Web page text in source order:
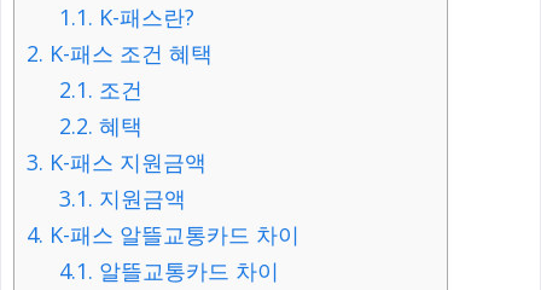
1.1. K-패스란?
2. K-패스 조건 혜택
2.1. 조건
2.2. 혜택
3. K-패스 지원금액
3.1. 지원금액
4. K-패스 알뜰교통카드 차이
4.1. 알뜰교통카드 차이